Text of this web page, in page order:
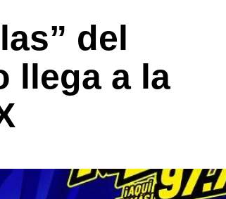
del
llega a la